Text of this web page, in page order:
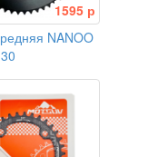
1595 р
NANOO